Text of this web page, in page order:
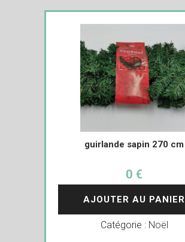
guirlande sapin 270 cm
0 €
AJOUTER AU PANIER
Catégorie : Noël